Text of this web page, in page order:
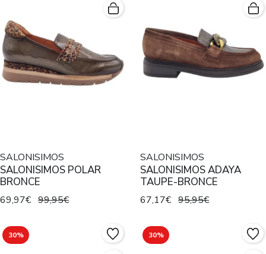
SALONISIMOS
SALONISIMOS POLAR
BRONCE
69,97€ 99,95€
SALONISIMOS
SALONISIMOS ADAYA
TAUPE-BRONCE
67,17€ 95,95€
30% 30%